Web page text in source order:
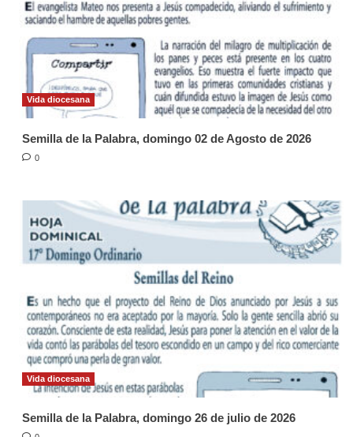
Vida diocesana
Semilla de la Palabra, domingo 02 de Agosto de 2026
0
Vida diocesana
Semilla de la Palabra, domingo 26 de julio de 2026